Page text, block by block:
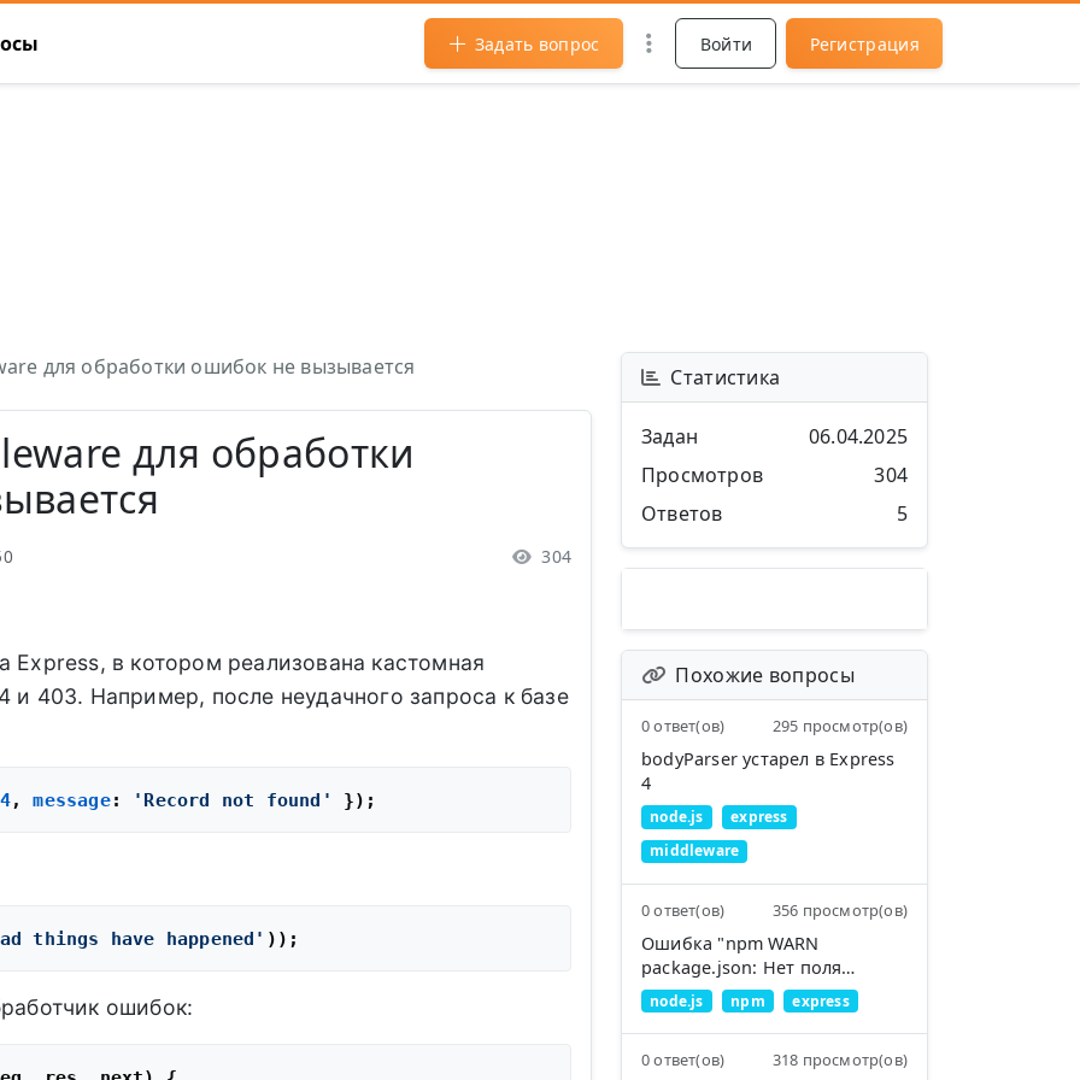
Задать вопрос Войти Регистрация
для обработки ошибок не вызывается
для обработки
304
Express, в котором реализована кастомная
и 403. Например, после неудачного запроса к базе
, message: 'Record not found'
things have happened'
ошибок:
Статистика
Задан
06.04.2025
Просмотров
304
Ответов
5
Похожие вопросы
0 ответ(ов) 295 просмотр(ов)
bodyParser устарел в Express
4
node.js
express
middleware
0 ответ(ов) 356 просмотр(ов)
Ошибка "npm WARN
package.json: Нет поля
repository"
node.js npm express
0 ответ(ов) 318 просмотр(ов)